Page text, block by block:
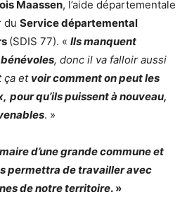
Maassen, l’aide départementale
du Service départemental
(SDIS 77). « Ils manquent
, donc il va falloir aussi
ça et voir comment on peut les
pour qu’ils puissent à nouveau,
. »
d’une grande commune et
permettra de travailler avec
de notre territoire. »